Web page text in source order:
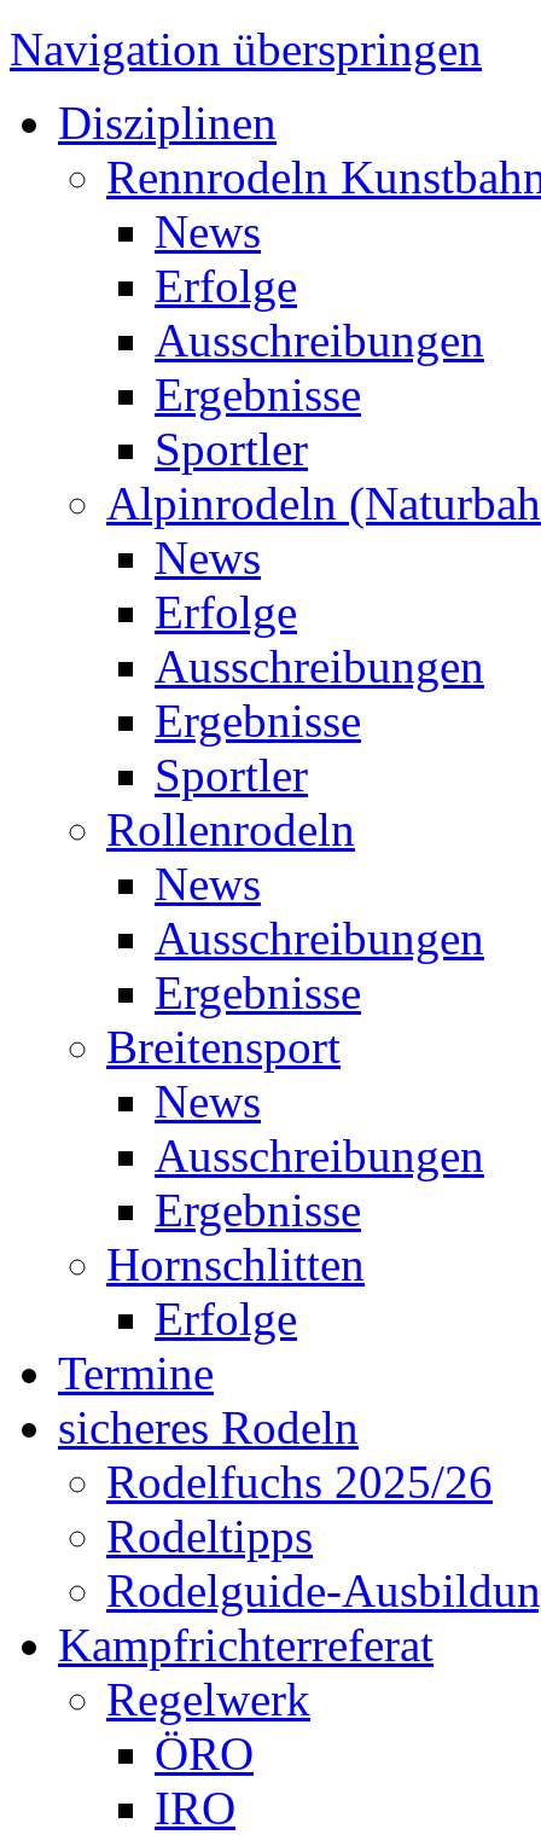
Navigation überspringen
Disziplinen
Rennrodeln
News
Erfolge
Ausschreibungen
Ergebnisse
Sportler
Alpinrodeln
News
Erfolge
Ausschreibungen
Ergebnisse
Sportler
Rollenrodeln
News
Ausschreibungen
Ergebnisse
Breitensport
News
Ausschreibungen
Ergebnisse
Hornschlitten
Erfolge
Termine
sicheres Rodeln
Rodelfuchs 2025/26
Rodeltipps
Rodelguide-
Kampfrichterreferat
Regelwerk
ÖRO
IRO